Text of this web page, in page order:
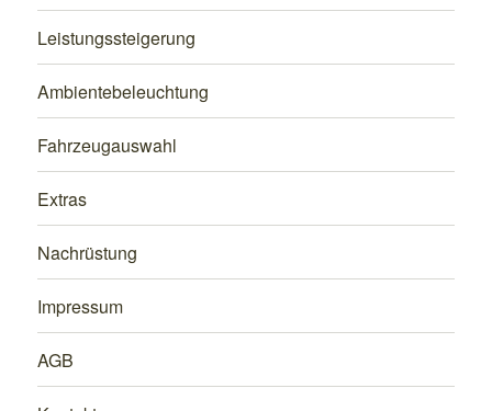
Leistungssteigerung
Ambientebeleuchtung
Fahrzeugauswahl
Extras
Nachrüstung
Impressum
AGB